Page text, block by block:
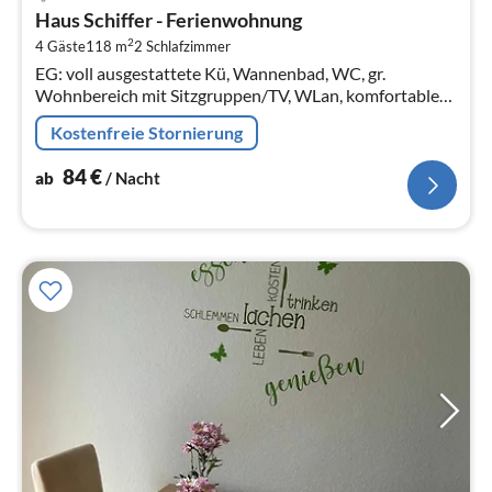
Haus Schiffer - Ferienwohnung
4 Gäste118 m22 Schlafzimmer
EG: voll ausgestattete Kü, Wannenbad, WC, gr.
Wohnbereich mit Sitzgruppen/TV, WLan, komfortable
Einrichtgung OG:DZ, EZ, Ruhezi., 2.
Kostenfreie Stornierung
ab 84€/ Nacht